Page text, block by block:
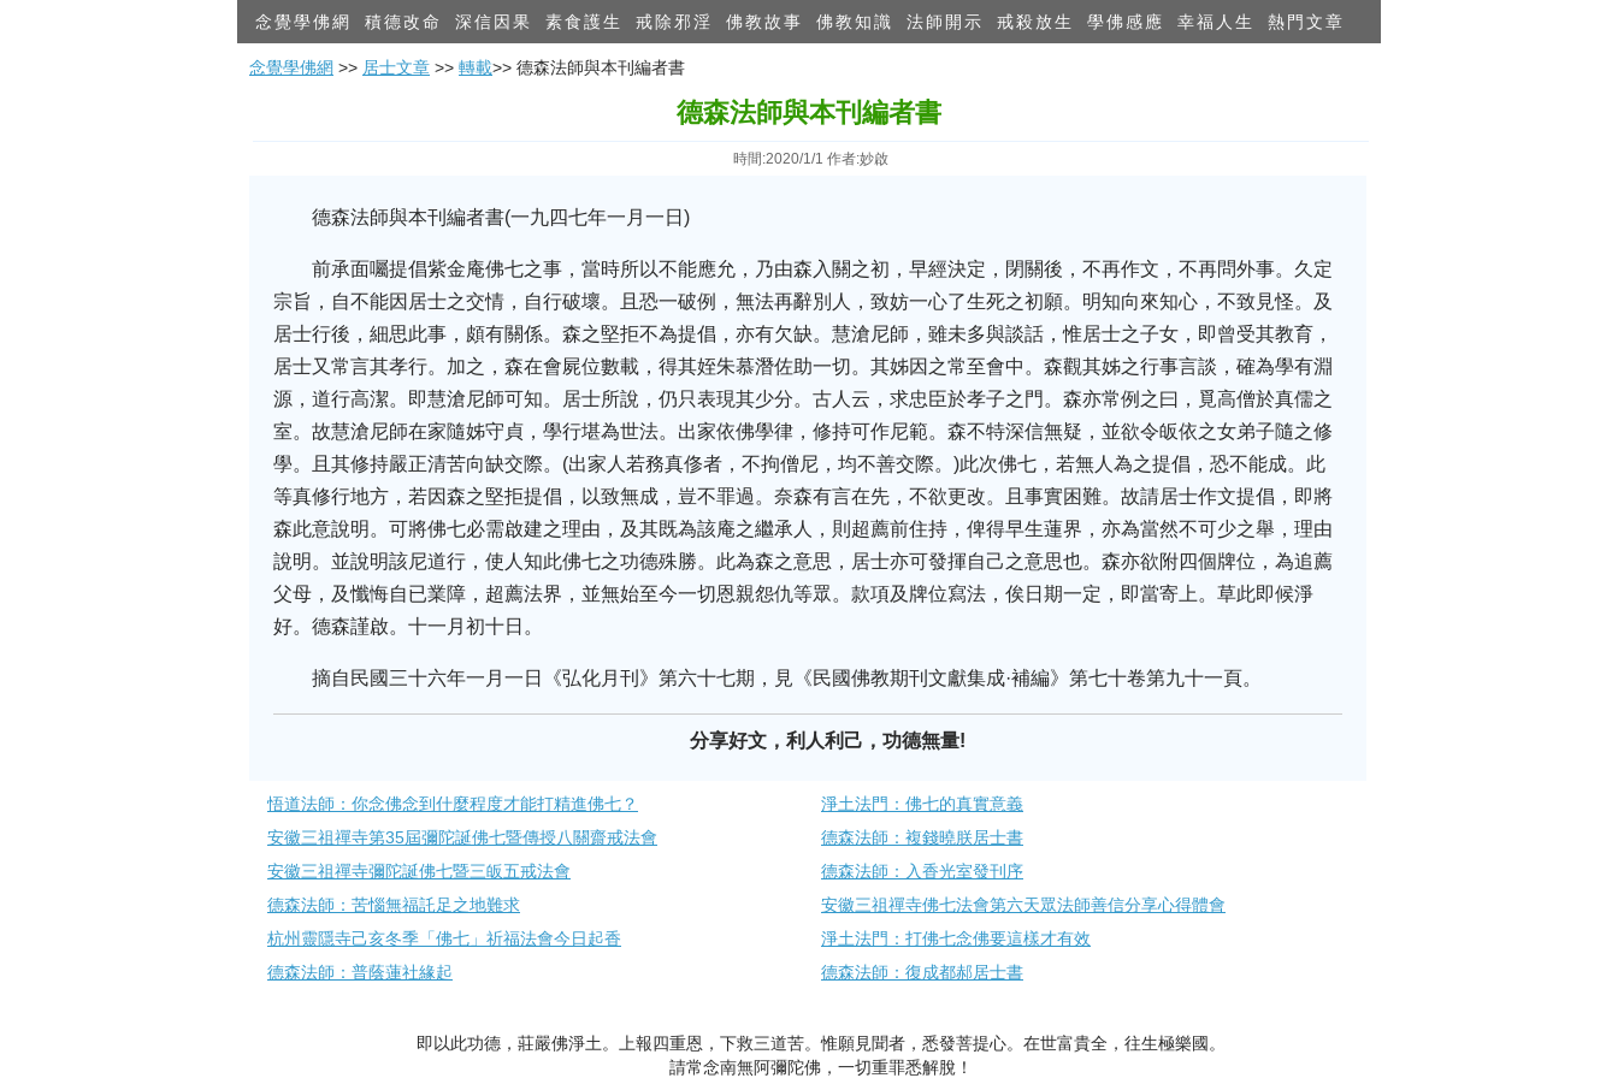
念覺學佛網 積德改命 深信因果 素食護生 戒除邪淫 佛教故事 佛教知識 法師開示 戒殺放生 學佛感應 幸福人生 熱門文章
念覺學佛網 >> 居士文章 >> 轉載>> 德森法師與本刊編者書
德森法師與本刊編者書
時間:2020/1/1 作者:妙啟
德森法師與本刊編者書(一九四七年一月一日)
前承面囑提倡紫金庵佛七之事，當時所以不能應允，乃由森入關之初，早經決定，閉關後，不再作文，不再問外事。久定
宗旨，自不能因居士之交情，自行破壞。且恐一破例，無法再辭別人，致妨一心了生死之初願。明知向來知心，不致見怪。及
居士行後，細思此事，頗有關係。森之堅拒不為提倡，亦有欠缺。慧滄尼師，雖未多與談話，惟居士之子女，即曾受其教育，
居士又常言其孝行。加之，森在會屍位數載，得其姪朱慕潛佐助一切。其姊因之常至會中。森觀其姊之行事言談，確為學有淵
源，道行高潔。即慧滄尼師可知。居士所說，仍只表現其少分。古人云，求忠臣於孝子之門。森亦常例之曰，覓高僧於真儒之
室。故慧滄尼師在家隨姊守貞，學行堪為世法。出家依佛學律，修持可作尼範。森不特深信無疑，並欲令皈依之女弟子隨之修
學。且其修持嚴正清苦向缺交際。(出家人若務真俢者，不拘僧尼，均不善交際。)此次佛七，若無人為之提倡，恐不能成。此
等真修行地方，若因森之堅拒提倡，以致無成，豈不罪過。奈森有言在先，不欲更改。且事實困難。故請居士作文提倡，即將
森此意說明。可將佛七必需啟建之理由，及其既為該庵之繼承人，則超薦前住持，俾得早生蓮界，亦為當然不可少之舉，理由
說明。並說明該尼道行，使人知此佛七之功德殊勝。此為森之意思，居士亦可發揮自己之意思也。森亦欲附四個牌位，為追薦
父母，及懺悔自已業障，超薦法界，並無始至今一切恩親怨仇等眾。款項及牌位寫法，俟日期一定，即當寄上。草此即候淨
好。德森謹啟。十一月初十日。
摘自民國三十六年一月一日《弘化月刊》第六十七期，見《民國佛教期刊文獻集成·補編》第七十卷第九十一頁。
分享好文，利人利己，功德無量!
悟道法師：你念佛念到什麼程度才能打精進佛七？
淨土法門：佛七的真實意義
安徽三祖禪寺第35屆彌陀誕佛七暨傳授八關齋戒法會
德森法師：複錢曉朕居士書
安徽三祖禪寺彌陀誕佛七暨三皈五戒法會
德森法師：入香光室發刊序
德森法師：苦惱無福託足之地難求
安徽三祖禪寺佛七法會第六天眾法師善信分享心得體會
杭州​靈隱寺己亥冬季「佛七」祈福法會今日起香
淨土法門：打佛七念佛要這樣才有效
德森法師：普蔭蓮社緣起
德森法師：復成都郝居士書
即以此功德，莊嚴佛淨土。上報四重恩，下救三道苦。惟願見聞者，悉發菩提心。在世富貴全，往生極樂國。
請常念南無阿彌陀佛，一切重罪悉解脫！